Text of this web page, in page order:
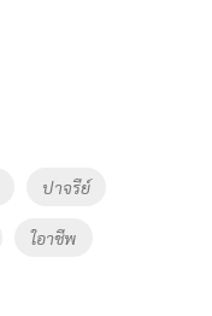
ปาจรีย์
ใอาชีพ